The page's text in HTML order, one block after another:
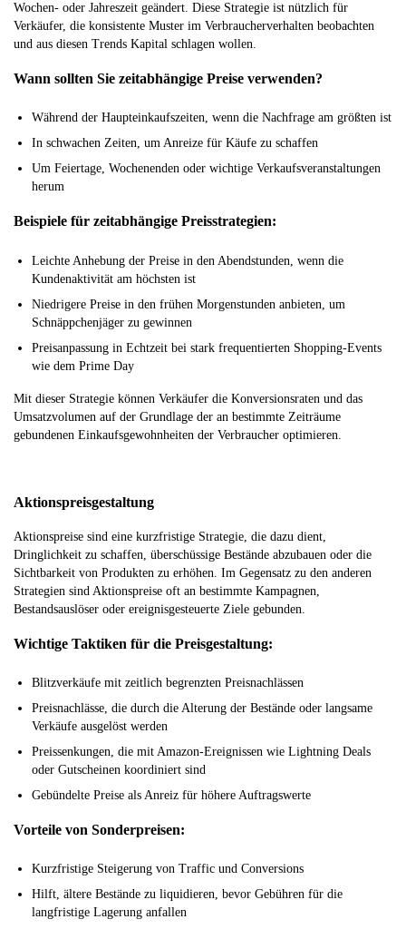
Wochen- oder Jahreszeit geändert. Diese Strategie ist nützlich für
Verkäufer, die konsistente Muster im Verbraucherverhalten beobachten
und aus diesen Trends Kapital schlagen wollen.
Wann sollten Sie zeitabhängige Preise verwenden?
Während der Haupteinkaufszeiten, wenn die Nachfrage am größten ist
In schwachen Zeiten, um Anreize für Käufe zu schaffen
Um Feiertage, Wochenenden oder wichtige Verkaufsveranstaltungen
herum
Beispiele für zeitabhängige Preisstrategien:
Leichte Anhebung der Preise in den Abendstunden, wenn die
Kundenaktivität am höchsten ist
Niedrigere Preise in den frühen Morgenstunden anbieten, um
Schnäppchenjäger zu gewinnen
Preisanpassung in Echtzeit bei stark frequentierten Shopping-Events
wie dem Prime Day
Mit dieser Strategie können Verkäufer die Konversionsraten und das
Umsatzvolumen auf der Grundlage der an bestimmte Zeiträume
gebundenen Einkaufsgewohnheiten der Verbraucher optimieren.
Aktionspreisgestaltung
Aktionspreise sind eine kurzfristige Strategie, die dazu dient,
Dringlichkeit zu schaffen, überschüssige Bestände abzubauen oder die
Sichtbarkeit von Produkten zu erhöhen. Im Gegensatz zu den anderen
Strategien sind Aktionspreise oft an bestimmte Kampagnen,
Bestandsauslöser oder ereignisgesteuerte Ziele gebunden.
Wichtige Taktiken für die Preisgestaltung:
Blitzverkäufe mit zeitlich begrenzten Preisnachlässen
Preisnachlässe, die durch die Alterung der Bestände oder langsame
Verkäufe ausgelöst werden
Preissenkungen, die mit Amazon-Ereignissen wie Lightning Deals
oder Gutscheinen koordiniert sind
Gebündelte Preise als Anreiz für höhere Auftragswerte
Vorteile von Sonderpreisen:
Kurzfristige Steigerung von Traffic und Conversions
Hilft, ältere Bestände zu liquidieren, bevor Gebühren für die
langfristige Lagerung anfallen